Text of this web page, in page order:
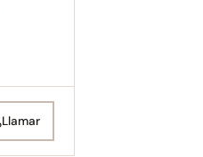
Llamar